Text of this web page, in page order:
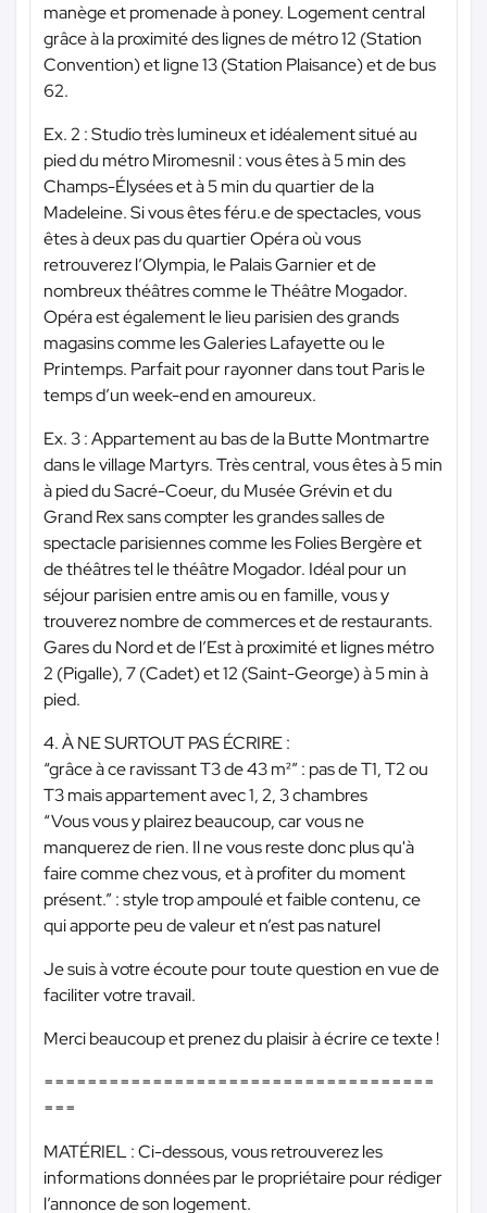
manège et promenade à poney. Logement central
grâce à la proximité des lignes de métro 12 (Station
Convention) et ligne 13 (Station Plaisance) et de bus
62.
Ex. 2 : Studio très lumineux et idéalement situé au
pied du métro Miromesnil : vous êtes à 5 min des
Champs-Élysées et à 5 min du quartier de la
Madeleine. Si vous êtes féru.e de spectacles, vous
êtes à deux pas du quartier Opéra où vous
retrouverez l’Olympia, le Palais Garnier et de
nombreux théâtres comme le Théâtre Mogador.
Opéra est également le lieu parisien des grands
magasins comme les Galeries Lafayette ou le
Printemps. Parfait pour rayonner dans tout Paris le
temps d’un week-end en amoureux.
Ex. 3 : Appartement au bas de la Butte Montmartre
dans le village Martyrs. Très central, vous êtes à 5 min
à pied du Sacré-Coeur, du Musée Grévin et du
Grand Rex sans compter les grandes salles de
spectacle parisiennes comme les Folies Bergère et
de théâtres tel le théâtre Mogador. Idéal pour un
séjour parisien entre amis ou en famille, vous y
trouverez nombre de commerces et de restaurants.
Gares du Nord et de l’Est à proximité et lignes métro
2 (Pigalle), 7 (Cadet) et 12 (Saint-George) à 5 min à
pied.
4. À NE SURTOUT PAS ÉCRIRE :
“grâce à ce ravissant T3 de 43 m²” : pas de T1, T2 ou
T3 mais appartement avec 1, 2, 3 chambres
“Vous vous y plairez beaucoup, car vous ne
manquerez de rien. Il ne vous reste donc plus qu'à
faire comme chez vous, et à profiter du moment
présent.” : style trop ampoulé et faible contenu, ce
qui apporte peu de valeur et n’est pas naturel
Je suis à votre écoute pour toute question en vue de
faciliter votre travail.
Merci beaucoup et prenez du plaisir à écrire ce texte !
====================================
===
MATÉRIEL : Ci-dessous, vous retrouverez les
informations données par le propriétaire pour rédiger
l’annonce de son logement.